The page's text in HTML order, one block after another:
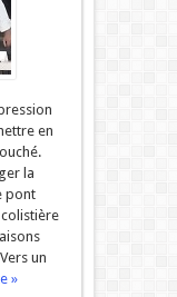
en
la
pont
un
»